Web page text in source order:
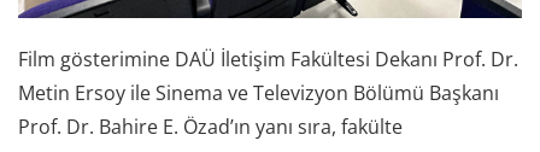
Film gösterimine DAÜ İletişim Fakültesi Dekanı Prof. Dr.
Metin Ersoy ile Sinema ve Televizyon Bölümü Başkanı
Prof. Dr. Bahire E. Özad’ın yanı sıra, fakülte